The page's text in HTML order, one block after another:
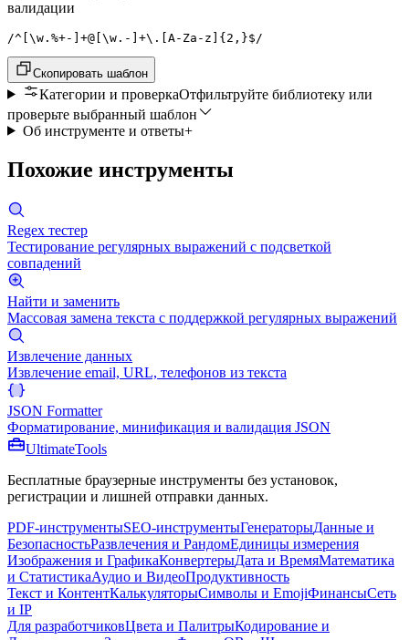
валидации
/^[\w.%+-]+@[\w.-]+\.[A-Za-z]{2,}$/
Скопировать шаблон
Категории и проверкаОтфильтруйте библиотеку или
проверьте выбранный шаблон
Об инструменте и ответы+
Похожие инструменты
Regex тестер
Тестирование регулярных выражений с подсветкой
совпадений
Найти и заменить
Массовая замена текста с поддержкой регулярных выражений
Извлечение данных
Извлечение email, URL, телефонов из текста
JSON Formatter
Форматирование, минификация и валидация JSON
UltimateTools
Бесплатные браузерные инструменты без установок,
регистрации и лишней отправки данных.
PDF-инструментыSEO-инструментыГенераторыДанные и
БезопасностьРазвлечения и РандомЕдиницы измерения
Изображения и ГрафикаКонвертерыДата и ВремяМатематика
и СтатистикаАудио и ВидеоПродуктивность
Текст и КонтентКалькуляторыСимволы и EmojiФинансыСеть
и IP
Для разработчиковЦвета и ПалитрыКодирование и